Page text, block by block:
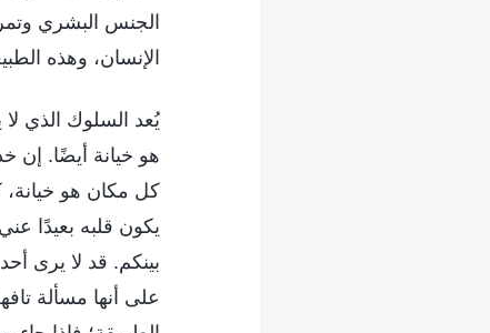
الجنس البشري
الإنسان، وهذه
يُعد السلوك الذي
هو خيانة أيضًا. إن
كل مكان هو خيانة،
يكون قلبه بعيدًا
بينكم. قد لا يرى
على أنها مسألة